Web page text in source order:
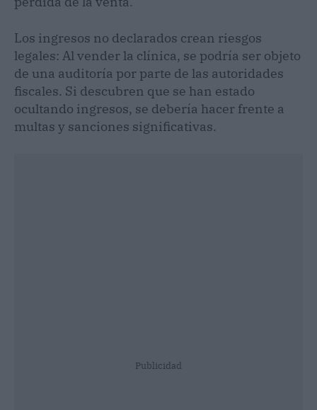
Los ingresos no declarados crean riesgos
legales: Al vender la clínica, se podría ser objeto
de una auditoría por parte de las autoridades
fiscales. Si descubren que se han estado
ocultando ingresos, se debería hacer frente a
multas y sanciones significativas.
Publicidad